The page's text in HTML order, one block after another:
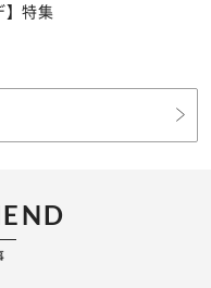
】特集